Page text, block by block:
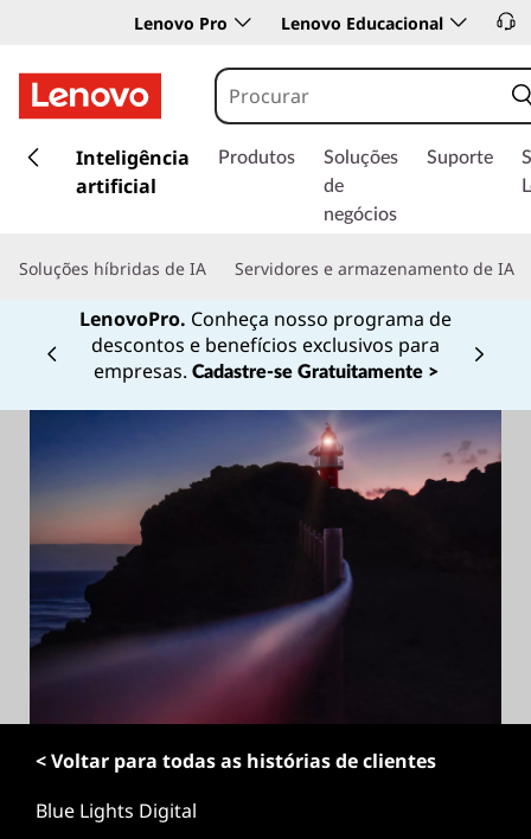
Lenovo Pro Lenovo Educacional
a
r
c
ú
d
o
p
c
Inteligência
artificial
Produtos
Soluções
de
negócios
Suporte
Soluções híbridas de IA Servidores e armazenamento de IA
LenovoPro. Conheça nosso programa de
descontos e benefícios exclusivos para
empresas. Cadastre-se Gratuitamente >
Currently displaying item 1 of
< Voltar para todas as histórias de clientes
Blue Lights Digital